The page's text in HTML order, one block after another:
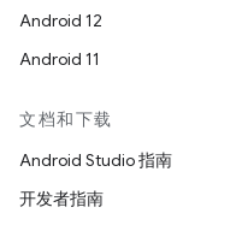
Android 12
Android 11
文档和下载
Android Studio 指南
开发者指南